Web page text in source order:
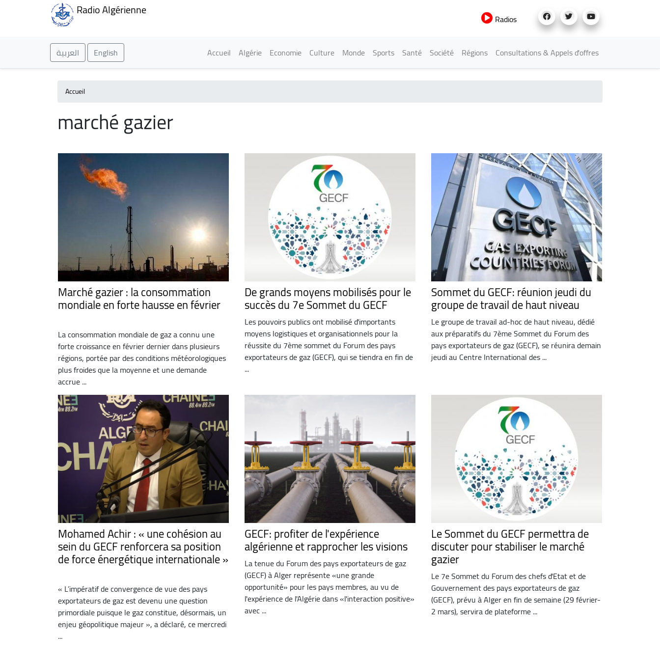
Radio Algérienne
Radios
العربية English Main navigation
Accueil Algérie Economie Culture Monde Sports Santé Société Régions Consultations & Appels d'offres
Accueil
marché gazier
Marché gazier : la consommation
mondiale en forte hausse en février
La consommation mondiale de gaz a connu une
forte croissance en février dernier dans plusieurs
régions, portée par des conditions météorologiques
plus froides que la moyenne et une demande
accrue ...
De grands moyens mobilisés pour le
succès du 7e Sommet du GECF
Les pouvoirs publics ont mobilisé d'importants
moyens logistiques et organisationnels pour la
réussite du 7ème sommet du Forum des pays
exportateurs de gaz (GECF), qui se tiendra en fin de
...
Sommet du GECF: réunion jeudi du
groupe de travail de haut niveau
Le groupe de travail ad-hoc de haut niveau, dédié
aux préparatifs du 7ème Sommet du Forum des
pays exportateurs de gaz (GECF), se réunira demain
jeudi au Centre International des ...
Mohamed Achir : « une cohésion au
sein du GECF renforcera sa position
de force énergétique internationale »
« L’impératif de convergence de vue des pays
exportateurs de gaz est devenu une question
primordiale puisque le gaz constitue, désormais, un
enjeu géopolitique majeur », a déclaré, ce mercredi
...
GECF: profiter de l'expérience
algérienne et rapprocher les visions
La tenue du Forum des pays exportateurs de gaz
(GECF) à Alger représente «une grande
opportunité» pour les pays membres, au vu de
l'expérience de l'Algérie dans «l'interaction positive»
avec ...
Le Sommet du GECF permettra de
discuter pour stabiliser le marché
gazier
Le 7e Sommet du Forum des chefs d'Etat et de
Gouvernement des pays exportateurs de gaz
(GECF), prévu à Alger en fin de semaine (29 février-
2 mars), servira de plateforme ...